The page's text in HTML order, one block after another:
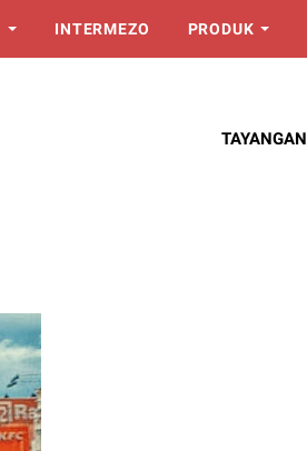
INTERMEZO PRODUK
TAYANGAN